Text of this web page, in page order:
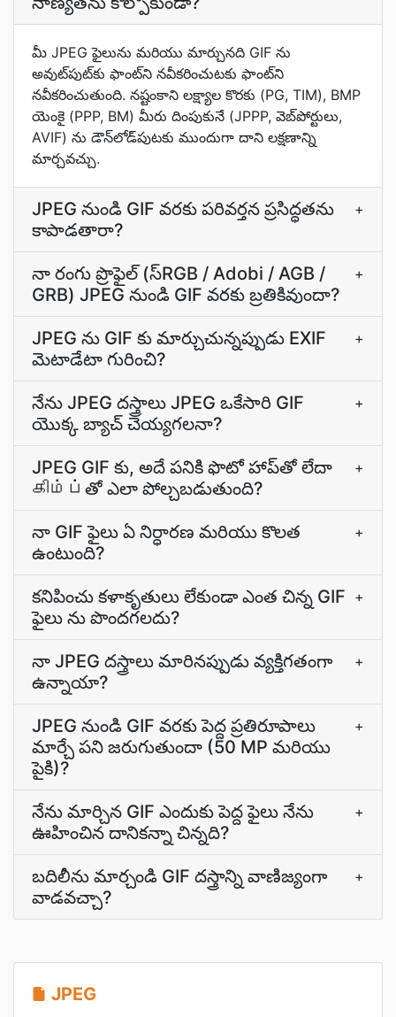
మీ JPEG ఫైలును మరియు మార్చునది GIF ను
అవుట్‌పుట్‌కు ఫాంట్‌ని నవీకరించుటకు ఫాంట్‌ని
నవీకరించుతుంది. నష్టంకాని లక్ష్యాల కొరకు (PG, TIM), BMP
యెంకై (PPP, BM) మీరు దింపుకునే (JPPP, వెబ్‌పోర్టులు,
AVIF) ను డౌన్‌లోడ్‌పుటకు ముందుగా దాని లక్షణాన్ని
మార్చవచ్చు.
JPEG నుండి GIF వరకు పరివర్తన ప్రసిద్ధతను
కాపాడతారా?
+
నా రంగు ప్రొఫైల్ (స్RGB / Adobi / AGB /
GRB) JPEG నుండి GIF వరకు బ్రతికివుందా?
+
JPEG ను GIF కు మార్చుచున్నప్పుడు EXIF
మెటాడేటా గురించి?
+
నేను JPEG దస్త్రాలు JPEG ఒకేసారి GIF
యొక్క బ్యాచ్ చెయ్యగలనా?
+
JPEG GIF కు, అదే పనికి ఫొటో హాప్‌తో లేదా
கிம்ப்‌తో ఎలా పోల్చబడుతుంది?
+
నా GIF ఫైలు ఏ నిర్ధారణ మరియు కొలత
ఉంటుంది?
+
కనిపించు కళాకృతులు లేకుండా ఎంత చిన్న GIF
ఫైలు ను పొందగలదు?
+
నా JPEG దస్త్రాలు మారినప్పుడు వ్యక్తిగతంగా
ఉన్నాయా?
+
JPEG నుండి GIF వరకు పెద్ద ప్రతిరూపాలు
మార్చే పని జరుగుతుందా (50 MP మరియు
పైకి)?
+
నేను మార్చిన GIF ఎందుకు పెద్ద ఫైలు నేను
ఊహించిన దానికన్నా చిన్నది?
+
బదిలీను మార్చండి GIF దస్త్రాన్ని వాణిజ్యంగా
వాడవచ్చా?
+
JPEG